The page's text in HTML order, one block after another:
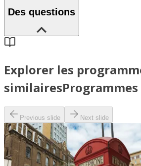
Des questions
Explorer les
similaires
Previous slide Next slide